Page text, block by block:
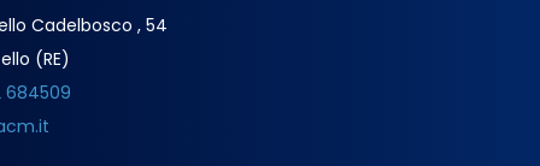
Cadelbosco , 54
(RE)
684509